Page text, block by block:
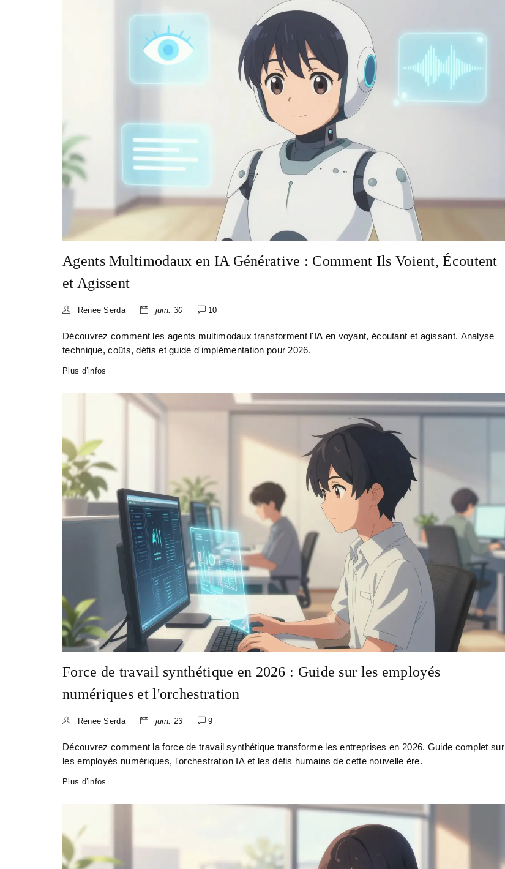
Agents Multimodaux en IA Générative : Comment Ils Voient, Écoutent
et Agissent
Renee Serda juin. 30 10
Découvrez comment les agents multimodaux transforment l'IA en voyant, écoutant et agissant. Analyse
technique, coûts, défis et guide d'implémentation pour 2026.
Plus d’infos
Force de travail synthétique en 2026 : Guide sur les employés
numériques et l'orchestration
Renee Serda juin. 23 9
Découvrez comment la force de travail synthétique transforme les entreprises en 2026. Guide complet sur
les employés numériques, l'orchestration IA et les défis humains de cette nouvelle ère.
Plus d’infos